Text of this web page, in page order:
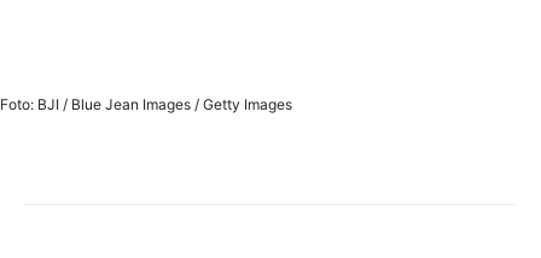
Foto: BJI / Blue Jean Images / Getty Images